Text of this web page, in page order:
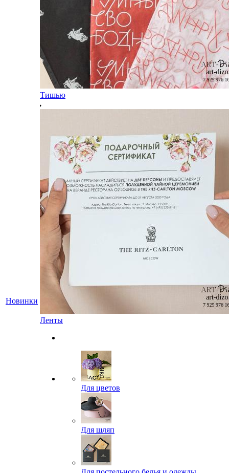
Новинки
Тишью
Ленты
Для цветов
Для шляп